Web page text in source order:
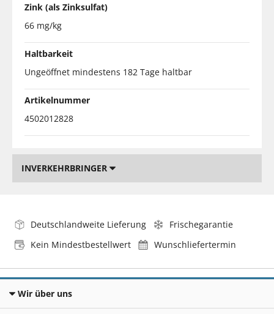
Zink (als Zinksulfat)
66 mg/kg
Haltbarkeit
Ungeöffnet mindestens 182 Tage haltbar
Artikelnummer
4502012828
INVERKEHRBRINGER
Deutschlandweite Lieferung
Frischegarantie
Kein Mindestbestellwert
Wunschliefertermin
Wir über uns